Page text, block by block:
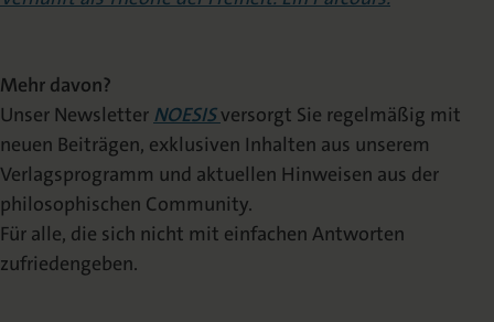
Mehr davon?
Unser Newsletter NOESISversorgt Sie regelmäßig mit
neuen Beiträgen, exklusiven Inhalten aus unserem
Verlagsprogramm und aktuellen Hinweisen aus der
philosophischen Community.
Für alle, die sich nicht mit einfachen Antworten
zufriedengeben.